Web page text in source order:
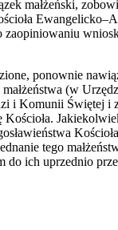
małżeński,
zaopiniowaniu
ponownie
(w
i Komunii Świętej i
tego
do ich uprzednio